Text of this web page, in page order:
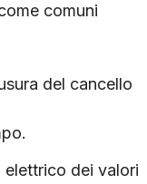
comuni
del cancello
dei valori